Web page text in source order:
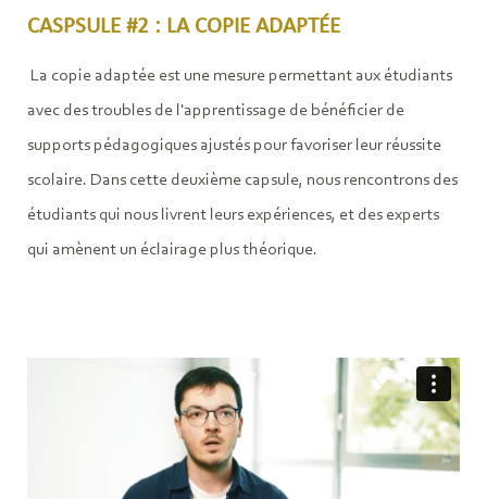
CASPSULE #2 : LA COPIE ADAPTÉE
La copie adaptée est une mesure permettant aux étudiants
avec des troubles de l'apprentissage de bénéficier de
supports pédagogiques ajustés pour favoriser leur réussite
scolaire. Dans cette deuxième capsule, nous rencontrons des
étudiants qui nous livrent leurs expériences, et des experts
qui amènent un éclairage plus théorique.